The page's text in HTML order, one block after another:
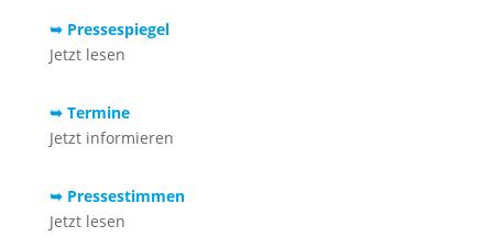
➥ Pressespiegel
Jetzt lesen
➥ Termine
Jetzt informieren
➥ Pressestimmen
Jetzt lesen